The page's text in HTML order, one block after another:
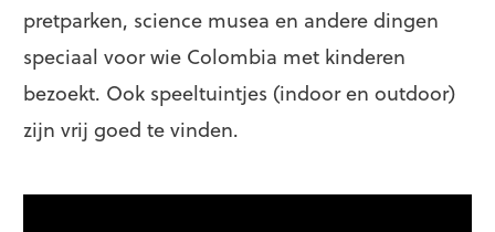
pretparken, science musea en andere dingen
speciaal voor wie Colombia met kinderen
bezoekt. Ook speeltuintjes (indoor en outdoor)
zijn vrij goed te vinden.